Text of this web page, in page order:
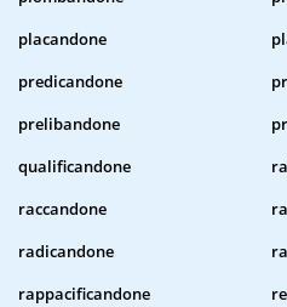
placandone
predicandone
prelibandone
qualificandone
raccandone
radicandone
rappacificandone